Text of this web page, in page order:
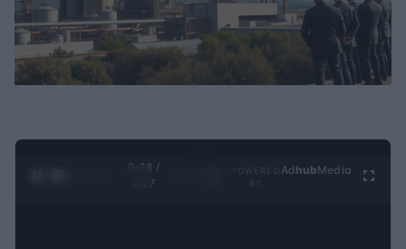
0:29 /
4:27
Ad hubMedia